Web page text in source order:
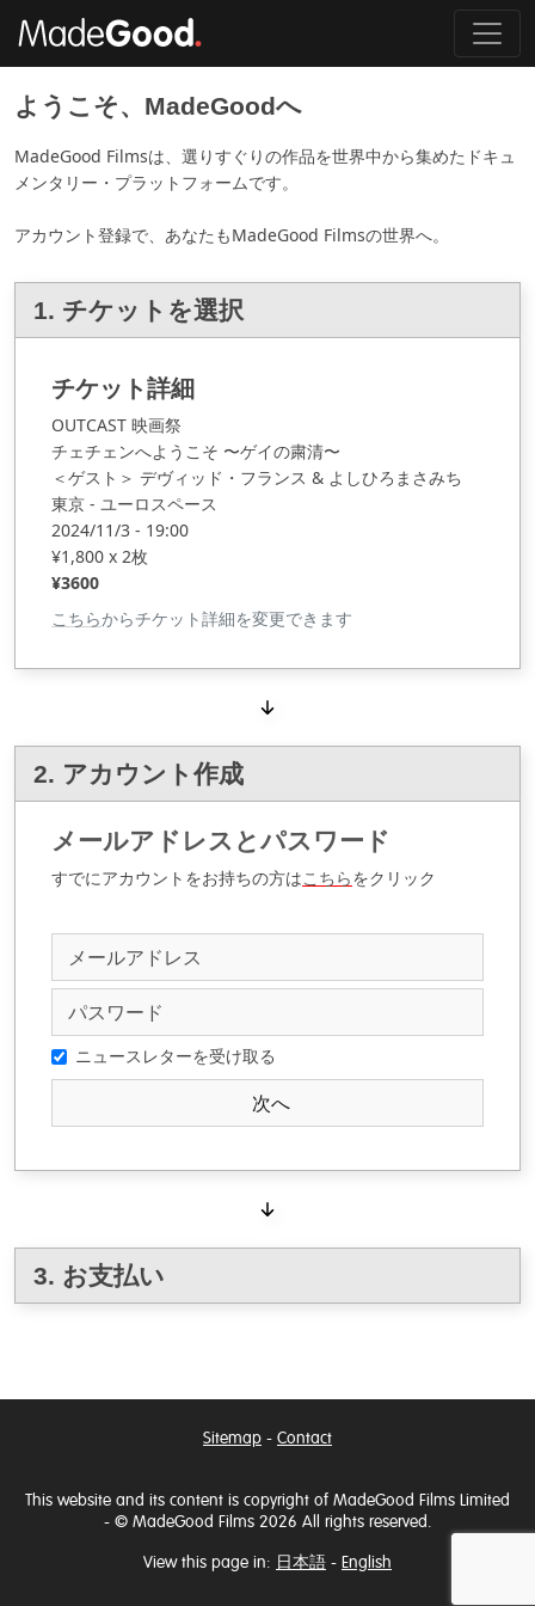
ようこそ、MadeGoodへ
MadeGood Filmsは、選りすぐりの作品を世界中から集めたドキュ
メンタリー・プラットフォームです。
アカウント登録で、あなたもMadeGood Filmsの世界へ。
1. チケットを選択
チケット詳細
OUTCAST 映画祭
チェチェンへようこそ 〜ゲイの粛清〜
＜ゲスト＞ デヴィッド・フランス & よしひろまさみち
東京 - ユーロスペース
2024/11/3 - 19:00
¥1,800 x 2枚
¥3600
こちらからチケット詳細を変更できます
2. アカウント作成
メールアドレスとパスワード
すでにアカウントをお持ちの方はこちらをクリック
ニュースレターを受け取る
3. お支払い
Sitemap - Contact
This website and its content is copyright of MadeGood Films Limited
- © MadeGood Films 2026 All rights reserved.
View this page in: 日本語 - English